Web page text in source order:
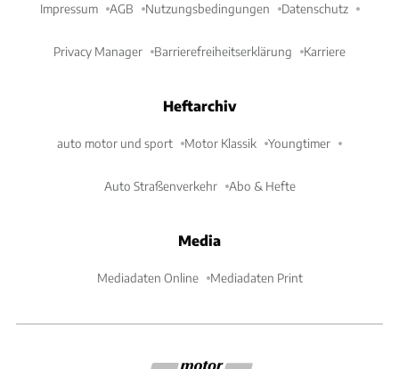
Impressum AGB Nutzungsbedingungen Datenschutz
Privacy Manager Barrierefreiheitserklärung Karriere
Heftarchiv
auto motor und sport Motor Klassik Youngtimer
Auto Straßenverkehr Abo & Hefte
Media
Mediadaten Online Mediadaten Print